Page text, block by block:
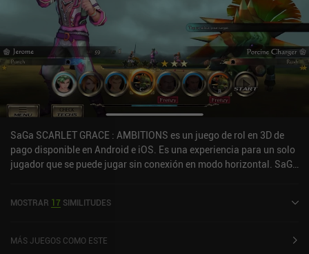
SaGa SCARLET GRACE : AMBITIONS es un juego de rol en 3D de
pago disponible en Android e iOS. Es una experiencia para un solo
jugador que se puede jugar sin conexión en modo horizontal. SaGa
sobre 5,0 en la App Store de iOS.
MOSTRAR 17 SIMILITUDES
MÁS JUEGOS COMO ESTE